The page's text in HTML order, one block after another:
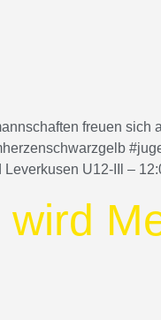
freuen sich
Leverkusen U12-IIl –
wird